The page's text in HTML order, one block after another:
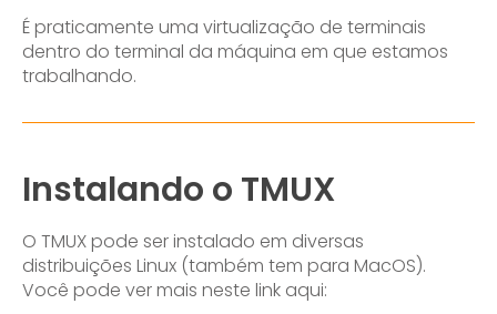
É praticamente uma virtualização de terminais
dentro do terminal da máquina em que estamos
trabalhando.
Instalando o TMUX
O TMUX pode ser instalado em diversas
distribuições Linux (também tem para MacOS).
Você pode ver mais neste link aqui: